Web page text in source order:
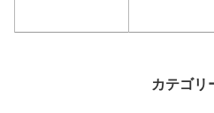
カテゴリ